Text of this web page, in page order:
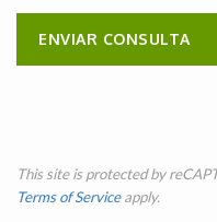
This site is protected by
Terms of Serviceapply.